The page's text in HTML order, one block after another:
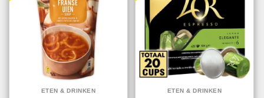
ETEN & DRINKEN ETEN & DRINKEN